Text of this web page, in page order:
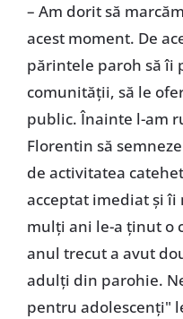
– Am dorit să
acest moment. De
părintele paroh să îi
comunităţii, să le
public. Înainte l-am
Florentin să
de activitatea
acceptat imediat şi
mulţi ani le-a ţinut o
anul trecut a avut
adulţi din parohie.
pentru adolescenţi"